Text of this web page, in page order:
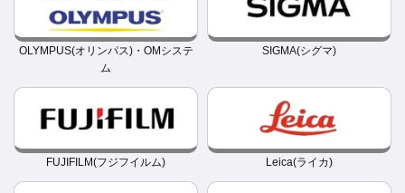
OLYMPUS(オリンパス)・OMシステ
ム
SIGMA(シグマ)
FUJIFILM(フジフイルム) Leica(ライカ)